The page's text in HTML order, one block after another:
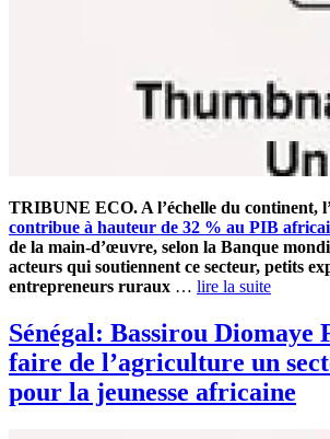
TRIBUNE ECO. A l’échelle du continent,
contribue à hauteur de 32 % au PIB
de la main-d’œuvre, selon la Banque
acteurs qui soutiennent ce secteur, petits
entrepreneurs ruraux … lire la suite
Sénégal: Bassirou Diomaye
faire de l’agriculture un
pour la jeunesse africaine